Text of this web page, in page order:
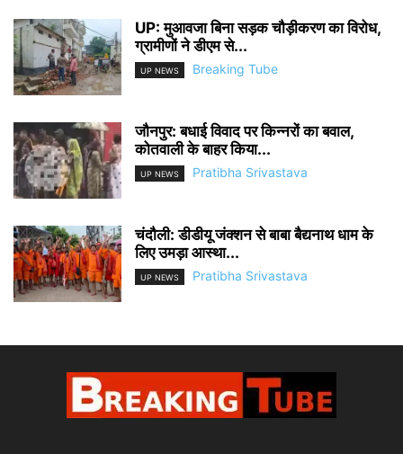
UP: मुआवजा बिना सड़क चौड़ीकरण का विरोध,
ग्रामीणों ने डीएम से...
UP NEWS Breaking Tube
जौनपुर: बधाई विवाद पर किन्नरों का बवाल,
कोतवाली के बाहर किया...
UP NEWS Pratibha Srivastava
चंदौली: डीडीयू जंक्शन से बाबा बैद्यनाथ धाम के
लिए उमड़ा आस्था...
UP NEWS Pratibha Srivastava